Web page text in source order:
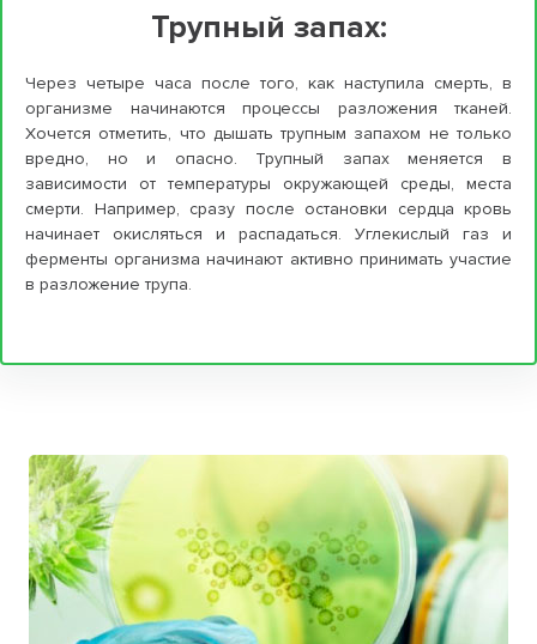
Трупный запах:
Через четыре часа после того, как наступила смерть, в
организме начинаются процессы разложения тканей.
Хочется отметить, что дышать трупным запахом не только
вредно, но и опасно. Трупный запах меняется в
зависимости от температуры окружающей среды, места
смерти. Например, сразу после остановки сердца кровь
начинает окисляться и распадаться. Углекислый газ и
ферменты организма начинают активно принимать участие
в разложение трупа.